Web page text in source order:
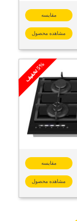
مقایسه
مشاهده محصول
5
%
ت
خ
ف
ی
ف
مقایسه
مشاهده محصول